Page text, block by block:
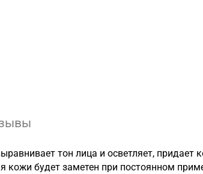
тон лица и осветляет, придает
кожи будет заметен при постоянном